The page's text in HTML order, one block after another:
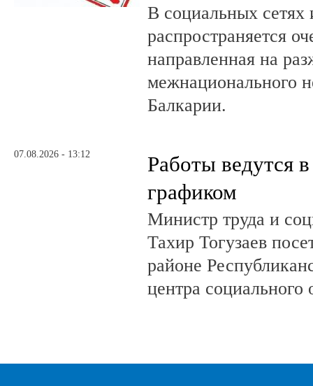
В социальных сетях
распространяется
направленная на
межнационального
Балкарии.
07.08.2026 - 13:12
Работы ведутся
графиком
Министр труда и
Тахир Тогузаев
районе
центра